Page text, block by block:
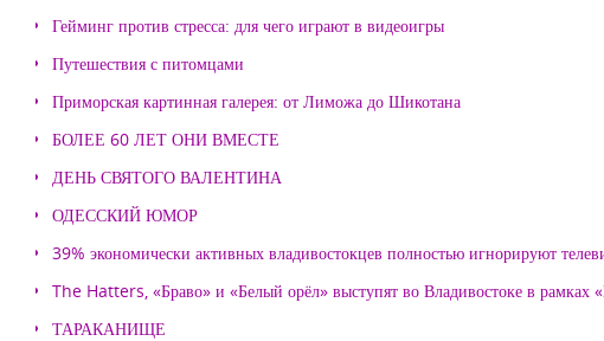
Гейминг против стресса: для чего играют в видеоигры
Путешествия с питомцами
Приморская картинная галерея: от Лиможа до Шикотана
БОЛЕЕ 60 ЛЕТ ОНИ ВМЕСТЕ
ДЕНЬ СВЯТОГО ВАЛЕНТИНА
ОДЕССКИЙ ЮМОР
39% экономически активных владивостокцев полностью игнорируют
The Hatters, «Браво» и «Белый орёл» выступят во Владивостоке в рамках
ТАРАКАНИЩЕ